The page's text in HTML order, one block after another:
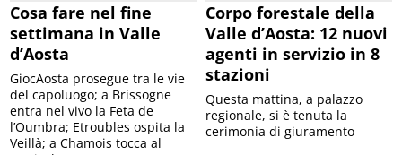
Cosa fare nel fine
settimana in Valle
d’Aosta
GiocAosta prosegue tra le vie
del capoluogo; a Brissogne
entra nel vivo la Feta de
l’Oumbra; Etroubles ospita la
Veillà; a Chamois tocca al
Corpo forestale della
Valle d’Aosta: 12 nuovi
agenti in servizio in 8
stazioni
Questa mattina, a palazzo
regionale, si è tenuta la
cerimonia di giuramento